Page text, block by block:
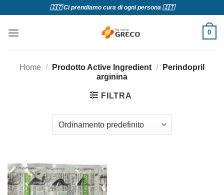
contenuti
🇮🇹 Ci prendiamo cura di ogni persona 🇮🇹
0
Home / Prodotto Active Ingredient /
Perindopril
arginina
FILTRA